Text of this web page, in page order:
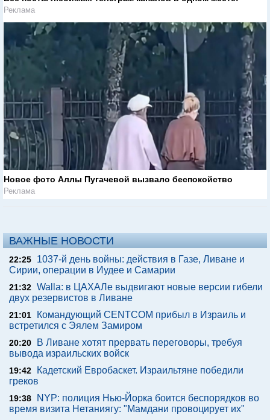
Реклама
Новое фото Аллы Пугачевой вызвало беспокойство
Реклама
ВАЖНЫЕ НОВОСТИ
22:25
1037-й день войны: действия в Газе, Ливане и
Сирии, операции в Иудее и Самарии
21:32 Walla: в ЦАХАЛе выдвигают новые версии гибели
двух резервистов в Ливане
21:01
Командующий CENTCOM прибыл в Израиль и
встретился с Эялем Замиром
20:20
В Ливане хотят прервать переговоры, требуя
вывода израильских войск
19:42
Кадетский Евробаскет. Израильтяне победили
греков
19:38
NYP: полиция Нью-Йорка боится беспорядков во
время визита Нетаниягу: "Мамдани провоцирует их"